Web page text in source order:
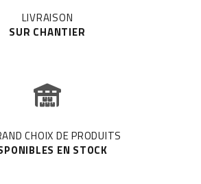
LIVRAISON
SUR CHANTIER
CHOIX DE PRODUITS
EN STOCK